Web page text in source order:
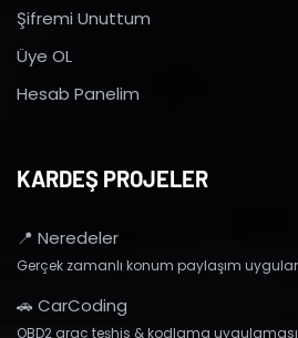
Şifremi Unuttum
Üye OL
Hesab Panelim
KARDEŞ PROJELER
📍 Neredeler
Gerçek zamanlı konum paylaşım
🚗 CarCoding
OBD2 araç teşhis & kodlama uygulaması